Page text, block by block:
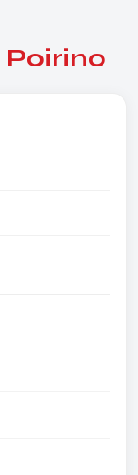
Poirino